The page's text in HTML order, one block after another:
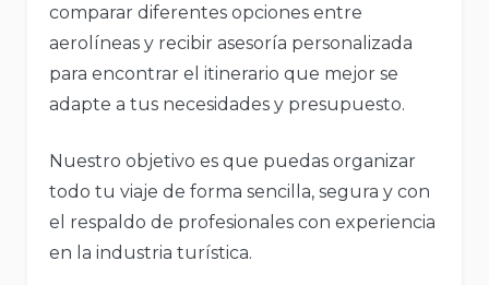
comparar diferentes opciones entre
aerolíneas y recibir asesoría personalizada
para encontrar el itinerario que mejor se
adapte a tus necesidades y presupuesto.
Nuestro objetivo es que puedas organizar
todo tu viaje de forma sencilla, segura y con
el respaldo de profesionales con experiencia
en la industria turística.